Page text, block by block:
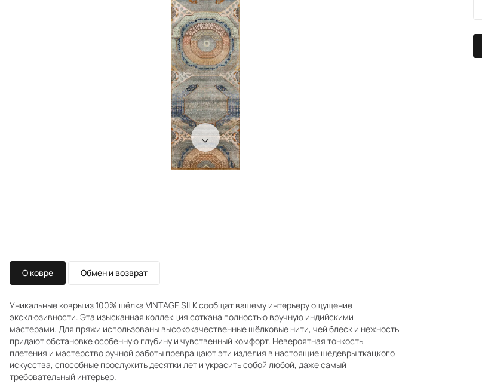
О ковре Обмен и возврат
Уникальные ковры из 100% шёлка VINTAGE SILK сообщат вашему интерьеру ощущение
эксклюзивности. Эта изысканная коллекция соткана полностью вручную индийскими
мастерами. Для пряжи использованы высококачественные шёлковые нити, чей блеск и нежность
придают обстановке особенную глубину и чувственный комфорт. Невероятная тонкость
плетения и мастерство ручной работы превращают эти изделия в настоящие шедевры ткацкого
искусства, способные прослужить десятки лет и украсить собой любой, даже самый
требовательный интерьер.